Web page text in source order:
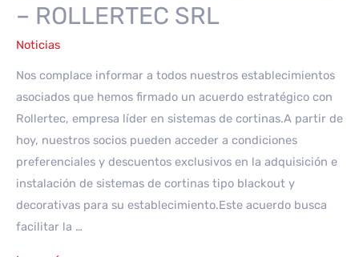
– ROLLERTEC SRL
Noticias
Nos complace informar a todos nuestros establecimientos
asociados que hemos firmado un acuerdo estratégico con
Rollertec, empresa líder en sistemas de cortinas.A partir de
hoy, nuestros socios pueden acceder a condiciones
preferenciales y descuentos exclusivos en la adquisición e
instalación de sistemas de cortinas tipo blackout y
decorativas para su establecimiento.Este acuerdo busca
facilitar la …